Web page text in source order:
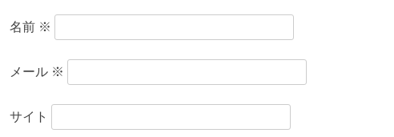
名前 ※
メール ※
サイト